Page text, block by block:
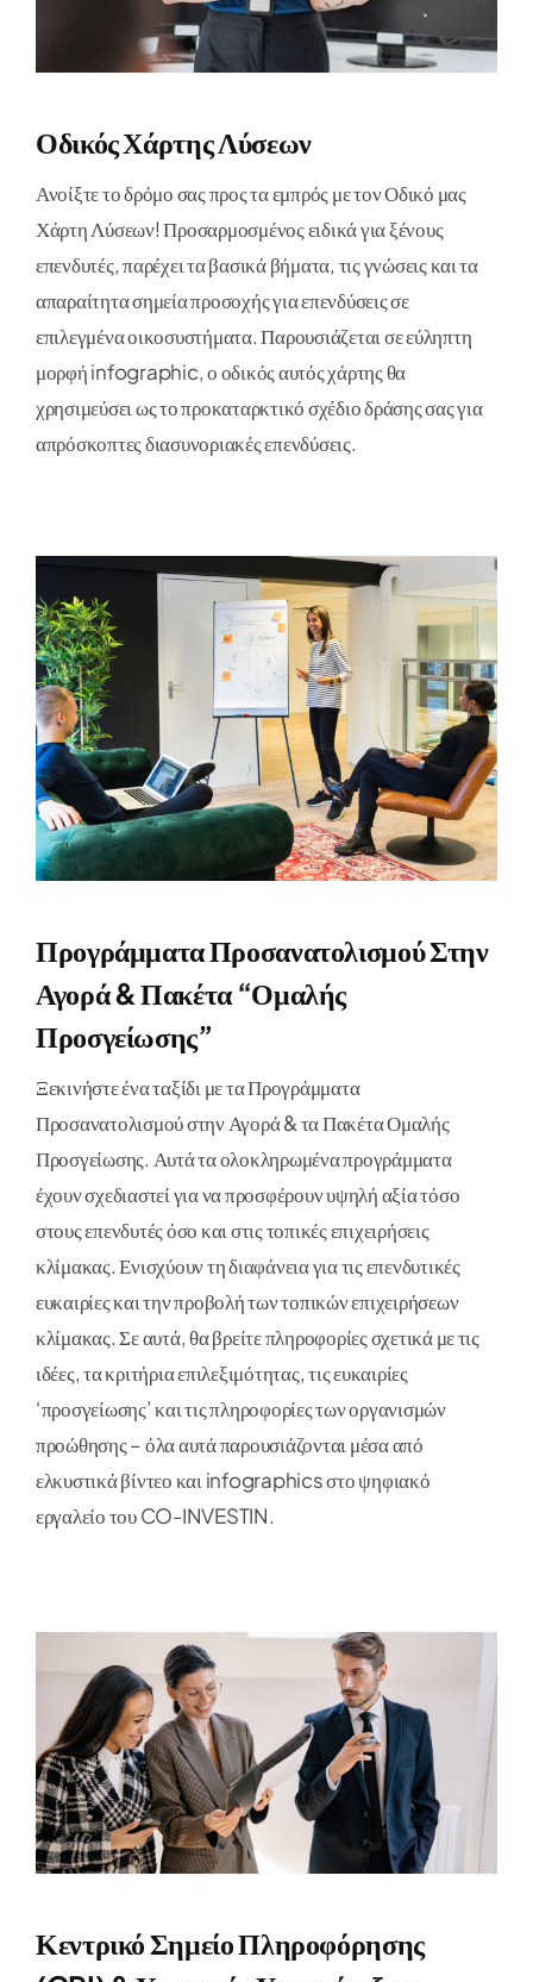
Οδικός Χάρτης Λύσεων
Ανοίξτε το δρόμο σας προς τα εμπρός με τον Οδικό μας
Χάρτη Λύσεων! Προσαρμοσμένος ειδικά για ξένους
επενδυτές, παρέχει τα βασικά βήματα, τις γνώσεις και τα
απαραίτητα σημεία προσοχής για επενδύσεις σε
επιλεγμένα οικοσυστήματα. Παρουσιάζεται σε εύληπτη
μορφή infographic, ο οδικός αυτός χάρτης θα
χρησιμεύσει ως το προκαταρκτικό σχέδιο δράσης σας για
απρόσκοπτες διασυνοριακές επενδύσεις.
Προγράμματα Προσανατολισμού Στην
Αγορά & Πακέτα “ομαλής
Προσγείωσης”
Ξεκινήστε ένα ταξίδι με τα Προγράμματα
Προσανατολισμού στην Αγορά & τα Πακέτα Ομαλής
Προσγείωσης. Αυτά τα ολοκληρωμένα προγράμματα
έχουν σχεδιαστεί για να προσφέρουν υψηλή αξία τόσο
στους επενδυτές όσο και στις τοπικές επιχειρήσεις
κλίμακας. Ενισχύουν τη διαφάνεια για τις επενδυτικές
ευκαιρίες και την προβολή των τοπικών επιχειρήσεων
κλίμακας. Σε αυτά, θα βρείτε πληροφορίες σχετικά με τις
ιδέες, τα κριτήρια επιλεξιμότητας, τις ευκαιρίες
‘προσγείωσης’ και τις πληροφορίες των οργανισμών
προώθησης – όλα αυτά παρουσιάζονται μέσα από
ελκυστικά βίντεο και infographics στο ψηφιακό
εργαλείο του CO-INVESTIN.
Κεντρικό Σημείο Πληροφόρησης